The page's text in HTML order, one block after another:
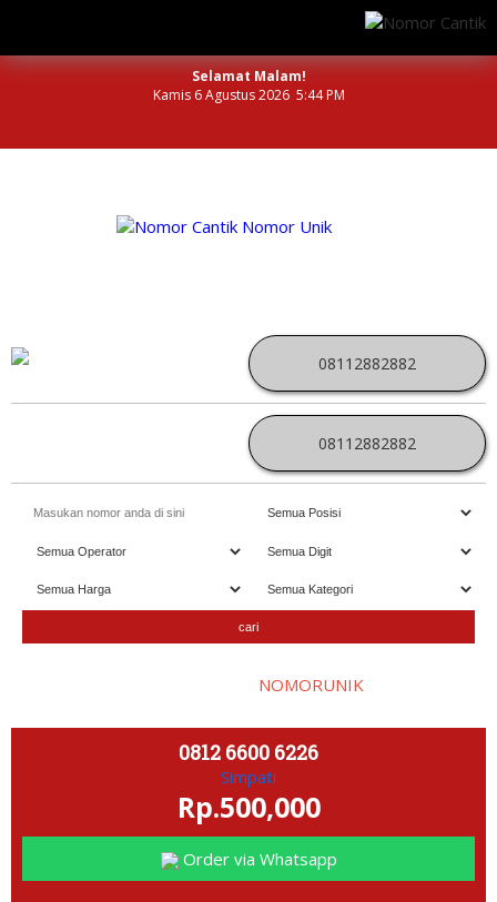
Selamat Malam!
Kamis 6 Agustus 2026 5:44 PM
08112882882
08112882882
NOMORUNIK- nomor
0812 6600 6226
Simpati
Rp.500,000
Order via Whatsapp